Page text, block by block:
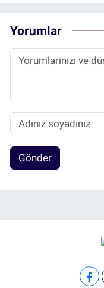
Yorumlar
Gönder